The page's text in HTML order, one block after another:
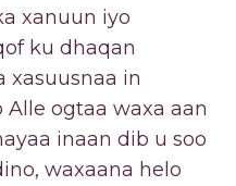
xanuun iyo
ku dhaqan
xasuusnaa in
Alle ogtaa waxa aan
inaan dib u soo
waxaana helo